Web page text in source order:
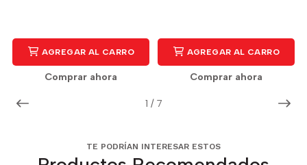
1 / 7
AGREGAR AL CARRO
Comprar ahora
AGREGAR AL CARRO
Comprar ahora
TE PODRÍAN INTERESAR ESTOS